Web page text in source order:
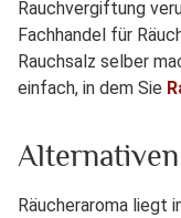
Rauchvergiftung
Fachhandel für
Rauchsalz selber
einfach, in dem Sie
Räucheraroma liegt